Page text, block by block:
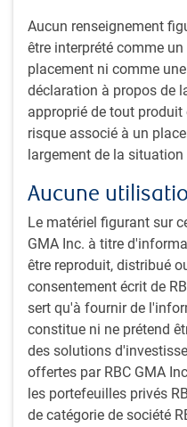
Aucun renseignement
être interprété comme
placement ni comme
déclaration à propos de
approprié de tout produit
risque associé à un
largement de la
Aucune
Le matériel figurant sur
GMA Inc. à titre
être reproduit, distribué
consentement écrit de
sert qu'à fournir de
constitue ni ne prétend
des solutions
offertes par RBC GMA
les portefeuilles privés
de catégorie de société
Durée : 15 minutes, 20
Transcription
Pour en
#MacroMemo